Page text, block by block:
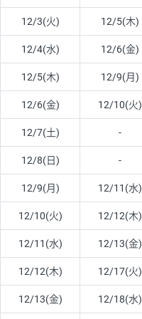
12/3(火) 12/5(木)
12/4(水) 12/6(金)
12/5(木) 12/9(月)
12/6(金) 12/10(火)
12/7(土) -
12/8(日) -
12/9(月) 12/11(水)
12/10(火) 12/12(木)
12/11(水) 12/13(金)
12/12(木) 12/17(火)
12/13(金) 12/18(水)